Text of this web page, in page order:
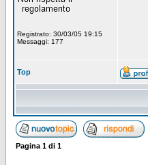
Registrato: 30/03/05 19:15
Messaggi: 177
Top
Pagina 1 di 1